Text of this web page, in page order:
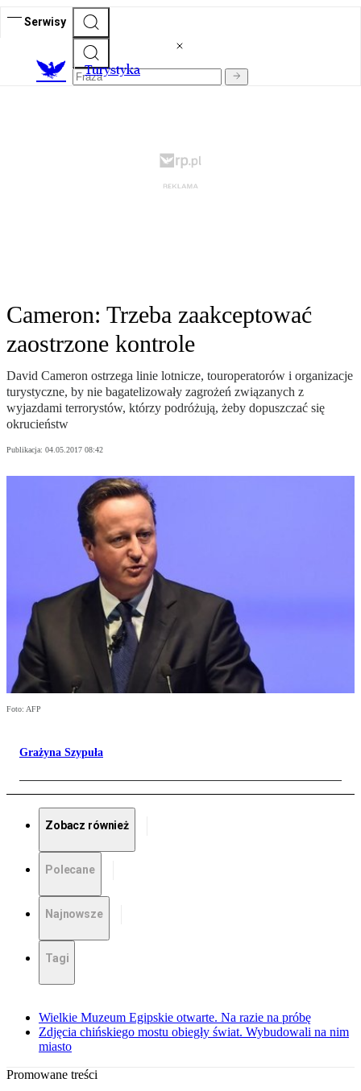
Serwisy
Turystyka
Cameron: Trzeba zaakceptować
zaostrzone kontrole
David Cameron ostrzega linie lotnicze, touroperatorów i organizacje
turystyczne, by nie bagatelizowały zagrożeń związanych z
wyjazdami terrorystów, którzy podróżują, żeby dopuszczać się
okrucieństw
Publikacja: 04.05.2017 08:42
Foto: AFP
Grażyna Szypuła
Zobacz również
Polecane
Najnowsze
Tagi
Wielkie Muzeum Egipskie otwarte. Na razie na próbę
Zdjęcia chińskiego mostu obiegły świat. Wybudowali na nim
miasto
Promowane treści